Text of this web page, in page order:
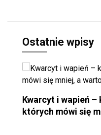
Ostatnie wpisy
Kwarcyt i wapień
których mówi się